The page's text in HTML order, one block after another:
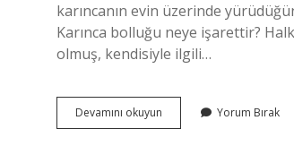
karıncanın evin üzerinde
Karınca bolluğu neye işarettir?
olmuş, kendisiyle ilgili…
Devamını okuyun
Karınca
Yorum Bırak